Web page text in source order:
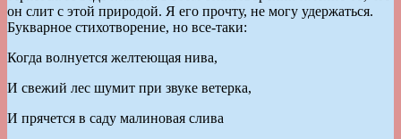
он слит с этой природой. Я его прочту, не могу удержаться.
Букварное стихотворение, но все-таки:
Когда волнуется желтеющая нива,
И свежий лес шумит при звуке ветерка,
И прячется в саду малиновая слива